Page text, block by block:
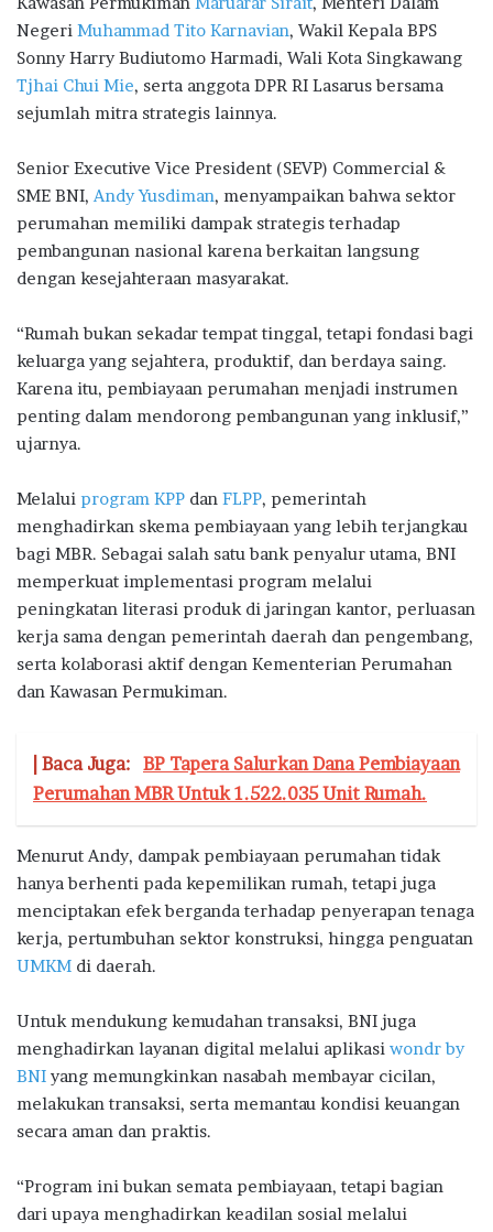
Negeri Muhammad Tito Karnavian, Wakil Kepala BPS
Sonny Harry Budiutomo Harmadi, Wali Kota Singkawang
Tjhai Chui Mie, serta anggota DPR RI Lasarusbersama
sejumlah mitra strategis lainnya.
Senior Executive Vice President (SEVP) Commercial &
SME BNI, Andy Yusdiman, menyampaikan bahwa sektor
perumahan memiliki dampak strategis terhadap
pembangunan nasional karena berkaitan langsung
dengan kesejahteraan masyarakat.
“Rumah bukan sekadar tempat tinggal, tetapi fondasi bagi
keluarga yang sejahtera, produktif, dan berdaya saing.
Karena itu, pembiayaan perumahan menjadi instrumen
penting dalam mendorong pembangunan yang inklusif,”
ujarnya.
Melalui program KPP dan FLPP, pemerintah
menghadirkan skema pembiayaan yang lebih terjangkau
bagi MBR. Sebagai salah satu bank penyalur utama, BNI
memperkuat implementasi program melalui
peningkatan literasi produk di jaringan kantor, perluasan
kerja sama dengan pemerintah daerah dan pengembang,
serta kolaborasi aktif dengan Kementerian Perumahan
dan Kawasan Permukiman.
| Baca Juga: BP Tapera Salurkan Dana Pembiayaan
Perumahan MBR Untuk 1.522.035 Unit Rumah.
Menurut Andy, dampak pembiayaan perumahan tidak
hanya berhenti pada kepemilikan rumah, tetapi juga
menciptakan efek berganda terhadap penyerapan tenaga
kerja, pertumbuhan sektor konstruksi, hingga penguatan
UMKM di daerah.
Untuk mendukung kemudahan transaksi, BNI juga
menghadirkan layanan digital melalui aplikasi wondr by
BNI yang memungkinkan nasabah membayar cicilan,
melakukan transaksi, serta memantau kondisi keuangan
secara aman dan praktis.
“Program ini bukan semata pembiayaan, tetapi bagian
dari upaya menghadirkan keadilan sosial melalui